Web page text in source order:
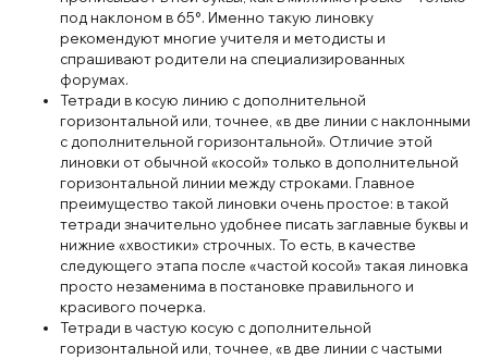
под наклоном в 65°. Именно такую линовку
рекомендуют многие учителя и методисты и
спрашивают родители на специализированных
форумах.
Тетради в косую линию с дополнительной
горизонтальной или, точнее, «в две линии с наклонными
с дополнительной горизонтальной». Отличие этой
линовки от обычной «косой» только в дополнительной
горизонтальной линии между строками. Главное
преимущество такой линовки очень простое: в такой
тетради значительно удобнее писать заглавные буквы и
нижние «хвостики» строчных. То есть, в качестве
следующего этапа после «частой косой» такая линовка
просто незаменима в постановке правильного и
красивого почерка.
Тетради в частую косую с дополнительной
горизонтальной или, точнее, «в две линии с частыми